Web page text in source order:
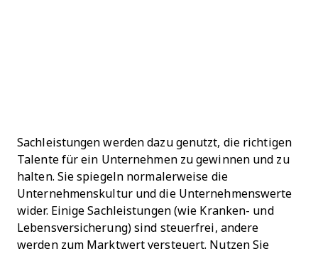
Sachleistungen werden dazu genutzt, die richtigen
Talente für ein Unternehmen zu gewinnen und zu
halten. Sie spiegeln normalerweise die
Unternehmenskultur und die Unternehmenswerte
wider. Einige Sachleistungen (wie Kranken- und
Lebensversicherung) sind steuerfrei, andere
werden zum Marktwert versteuert. Nutzen Sie